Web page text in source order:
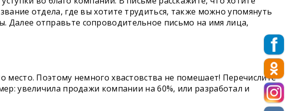
отдела, где вы хотите трудиться, также можно упомянуть
Далее отправьте сопроводительное письмо на имя лица,
Поэтому немного хвастовства не помешает! Перечислите
увеличила продажи компании на 60%, или разработал и